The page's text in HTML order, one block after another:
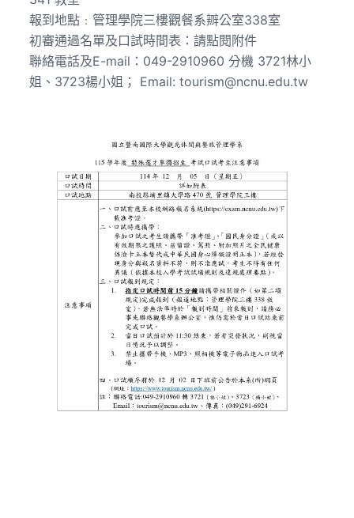
報到地點﹕管理學院三樓觀餐系辧公室338室
初審通過名單及口試時間表：請點閱附件
聯絡電話及E-mail：049-2910960 分機 3721林小
姐、3723楊小姐； Email: tourism@ncnu.edu.tw